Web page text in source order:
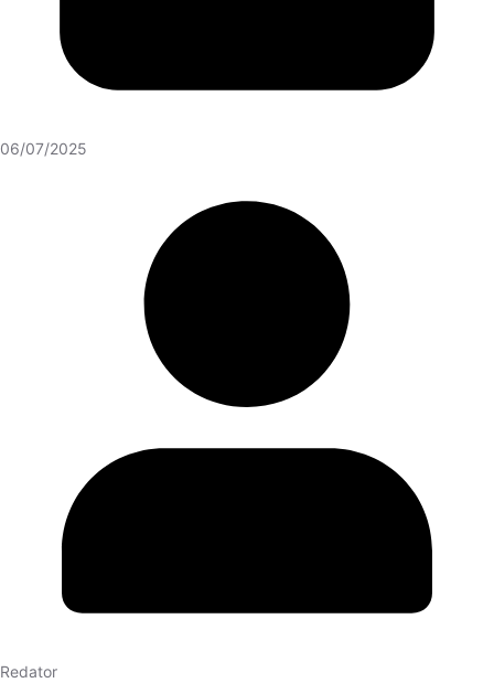
06/07/2025
Redator